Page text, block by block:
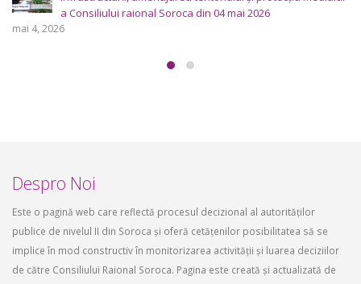
secretariatul tehnic al Consiliului pentru Participare din Raionul Soroca.
Mai multe
euparticip.md@gmail.com